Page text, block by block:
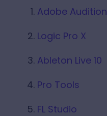
Adobe Audition
Logic Pro X
Ableton Live 10
Pro Tools
FL Studio